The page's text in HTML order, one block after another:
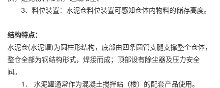
3、料位装置：水泥仓料位装置可感知仓体内物料的储存高度。
结构特点：
水泥仓(水泥罐)为圆柱形结构，底部由四条圆管支腿支撑整个仓体，
整仓全部为钢结构形式，焊接而成；顶部设有除尘器及压力安全
阀。
1． 水泥罐通常作为混凝土搅拌站（楼）的配套产品使用。